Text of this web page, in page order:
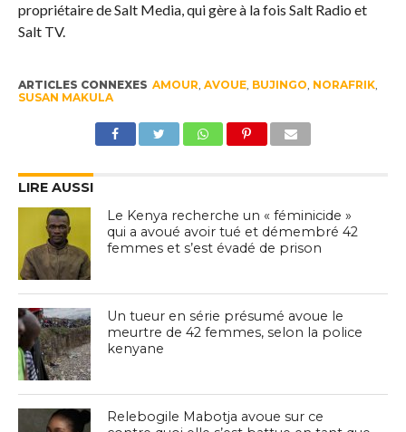
propriétaire de Salt Media, qui gère à la fois Salt Radio et
Salt TV.
ARTICLES CONNEXES AMOUR, AVOUE, BUJINGO, NORAFRIK,
SUSAN MAKULA
LIRE AUSSI
Le Kenya recherche un « féminicide »
qui a avoué avoir tué et démembré 42
femmes et s’est évadé de prison
Un tueur en série présumé avoue le
meurtre de 42 femmes, selon la police
kenyane
Relebogile Mabotja avoue sur ce